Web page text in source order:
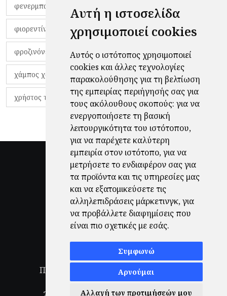
Αυτή η ιστοσελίδα
χρησιμοποιεί cookies
Αυτός ο ιστότοπος χρησιμοποιεί
cookies και άλλες τεχνολογίες
παρακολούθησης για τη βελτίωση
της εμπειρίας περιήγησής σας για
τους ακόλουθους σκοπούς: για να
ενεργοποιήσετε τη βασική
λειτουργικότητα του ιστότοπου,
για να παρέχετε καλύτερη
εμπειρία στον ιστότοπο,για να
μετρήσετε το ενδιαφέρον σας για
τα προϊόντα και τις υπηρεσίες μας
και να εξατομικεύσετε τις
αλληλεπιδράσεις μάρκετινγκ,για
να προβάλλετε διαφημίσεις που
είναι πιο σχετικές με εσάς.
Συμφωνώ
Αρνούμαι
Αλλαγή των προτιμήσεών μου
φενερμπαχτσέ φερνάντο τόρες φίλαθλοι
φιορεντίνα φιρμίνο φρανκ ντε μπουρ
φροζινόνε φωκικός χαβίτο
χάμπος χαραλάμπους χάρι πότερ
χρήστος τζόλης
Πολιτική Απορρήτου |Όροι Χρήσης
Ενημέρωση προτιμήσεων cookies